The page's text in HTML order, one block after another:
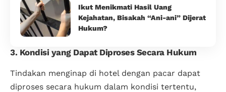
Ikut Menikmati Hasil Uang
Kejahatan, Bisakah “Ani-ani” Dijerat
Hukum?
3. Kondisi yang Dapat Diproses Secara Hukum
Tindakan menginap di hotel dengan pacar dapat
diproses secara hukum dalam kondisi tertentu,